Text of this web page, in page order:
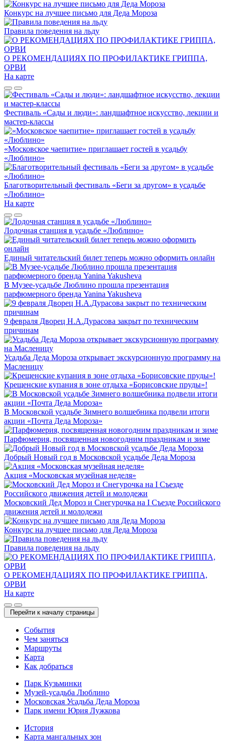
Конкурс на лучшее письмо для Деда Мороза
Правила поведения на льду
О РЕКОМЕНДАЦИЯХ ПО ПРОФИЛАКТИКЕ ГРИППА,
ОРВИ
На карте
Фестиваль «Сады и люди»: ландшафтное искусство, лекции и
мастер-классы
«Московское чаепитие» приглашает гостей в усадьбу
«Люблино»
Благотворительный фестиваль «Беги за другом» в усадьбе
«Люблино»
На карте
Лодочная станция в усадьбе «Люблино»
Единый читательский билет теперь можно оформить онлайн
В Музее-усадьбе Люблино прошла презентация
парфюмерного бренда Yanina Yakusheva
9 февраля Дворец Н.А.Дурасова закрыт по техническим
причинам
Усадьба Деда Мороза открывает экскурсионную программу на
Масленицу
Крещенские купания в зоне отдыха «Борисовские пруды»!
В Московской усадьбе Зимнего волшебника подвели итоги
акции «Почта Деда Мороза»
Парфюмерия, посвященная новогодним праздникам и зиме
Добрый Новый год в Московской усадьбе Деда Мороза
Акция «Московская музейная неделя»
Московский Дед Мороз и Снегурочка на I Съезде Российского
движения детей и молодежи
Конкурс на лучшее письмо для Деда Мороза
Правила поведения на льду
О РЕКОМЕНДАЦИЯХ ПО ПРОФИЛАКТИКЕ ГРИППА,
ОРВИ
На карте
Перейти к началу страницы
Cобытия
Чем заняться
Маршруты
Карта
Как добраться
Парк Кузьминки
Музей-усадьба Люблино
Московская Усадьба Деда Мороза
Парк имени Юрия Лужкова
История
Карта мангальных зон